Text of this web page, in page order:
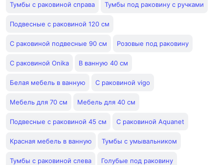
Тумбы с раковиной справа Тумбы под раковину с ручками
Подвесные с раковиной 120 см
С раковиной подвесные 90 см Розовые под раковину
С раковиной Onika В ванную 40 см
Белая мебель в ванную С раковиной vigo
Мебель для 70 см Мебель для 40 см
Подвесные с раковиной 45 см С раковиной Aquanet
Красная мебель в ванную Тумбы с умывальником
Тумбы с раковиной слева Голубые под раковину